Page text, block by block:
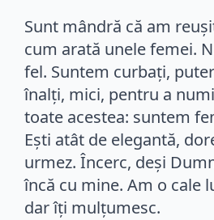
Sunt mândră că am
cum arată unele femei.
fel. Suntem curbaţi,
înalţi, mici, pentru a
toate acestea: suntem
Eşti atât de elegantă,
urmez. Încerc, deşi
încă cu mine. Am o cale
dar îţi mulţumesc.